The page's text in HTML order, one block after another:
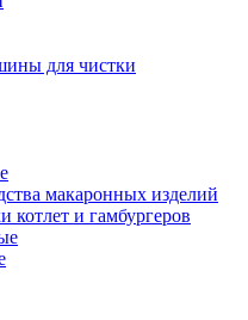
для чистки
макаронных изделий
и гамбургеров